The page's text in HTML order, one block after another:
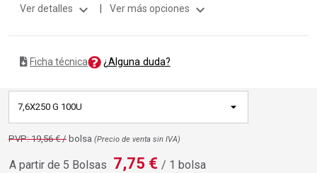
Ver detalles expand_more Ver más opciones expand_more
Ficha técnica ¿Alguna duda?
7,6X250 G 100U
PVP: 19,56 € / bolsa (Precio de venta sin IVA)
A partir de 5 Bolsas 7,75 € / 1 bolsa